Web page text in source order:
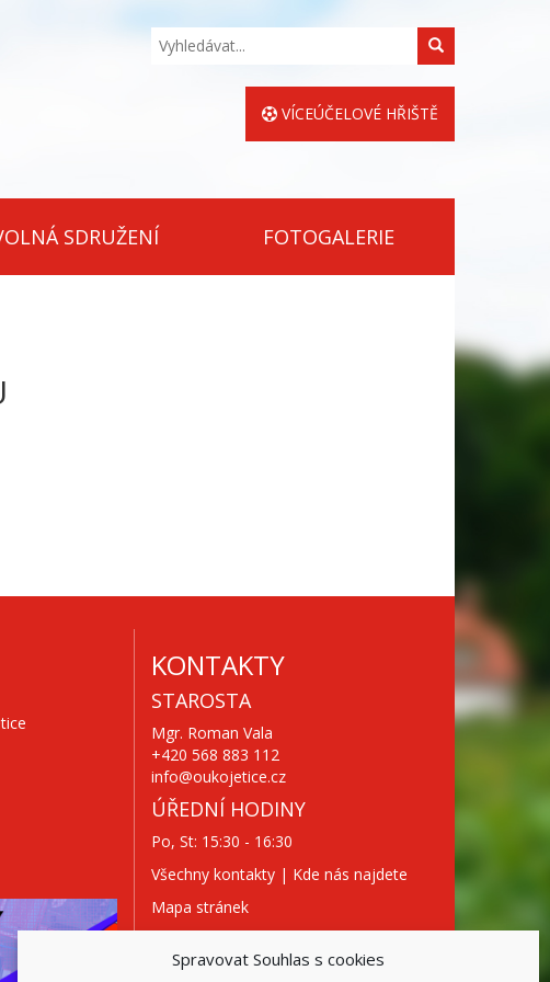
Spravovat Souhlas s cookies
Hledat
VÍCEÚČELOVÉ HŘIŠTĚ
SDRUŽENÍ FOTOGALERIE
KONTAKTY
STAROSTA
Mgr. Roman Vala
+420 568 883 112
info@oukojetice.cz
ÚŘEDNÍ HODINY
Po, St: 15:30 - 16:30
Všechny kontakty | Kde nás najdete
Mapa stránek